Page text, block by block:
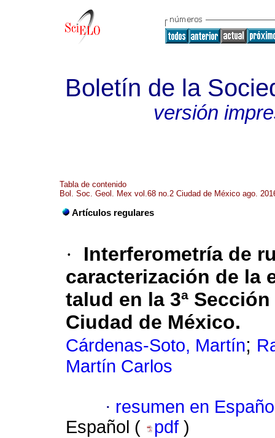
Boletín de la
versión
Tabla de contenido
Bol. Soc. Geol. Mex vol.68 no.2 Ciudad de México ago.
Artículos regulares
·
Interferometría de
caracterización de la
talud en la 3ª
Ciudad de México.
Cárdenas-Soto, Martín;
Martín Carlos
· resumen en
Español (
pdf )